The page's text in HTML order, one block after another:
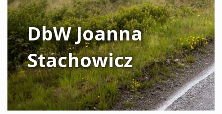
DbW Joanna
Stachowicz